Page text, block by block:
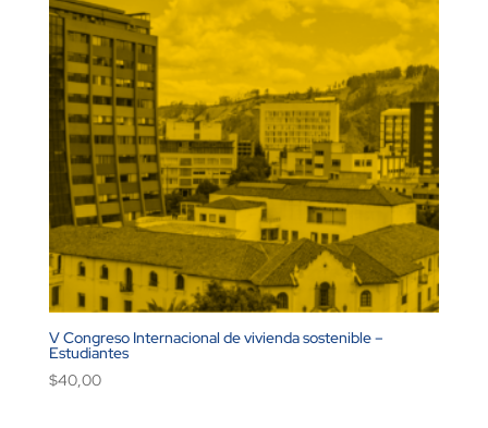
V Congreso Internacional de vivienda sostenible –
Estudiantes
$40,00